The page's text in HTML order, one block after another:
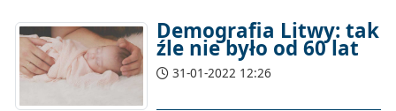
Demografia Litwy: tak
źle nie było od 60 lat
31-01-2022 12:26